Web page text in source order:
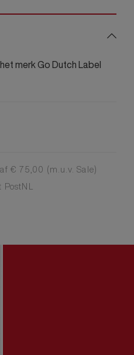
merk Go Dutch Label
€ 75,00 (m.u.v. Sale)
PostNL